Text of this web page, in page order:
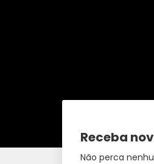
Receba
Não perca